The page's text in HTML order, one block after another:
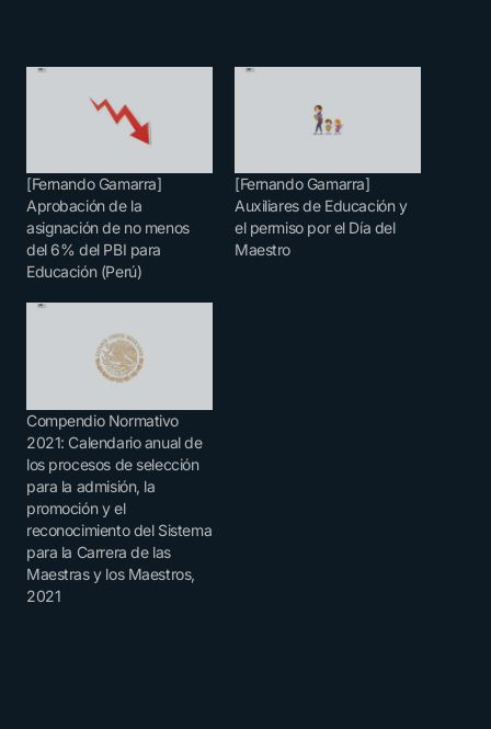
[Fernando Gamarra]
Aprobación de la
asignación de no menos
del 6% del PBI para
Educación (Perú)
[Fernando Gamarra]
Auxiliares de Educación y
el permiso por el Día del
Maestro
Compendio Normativo
2021: Calendario anual de
los procesos de selección
para la admisión, la
promoción y el
reconocimiento del Sistema
para la Carrera de las
Maestras y los Maestros,
2021